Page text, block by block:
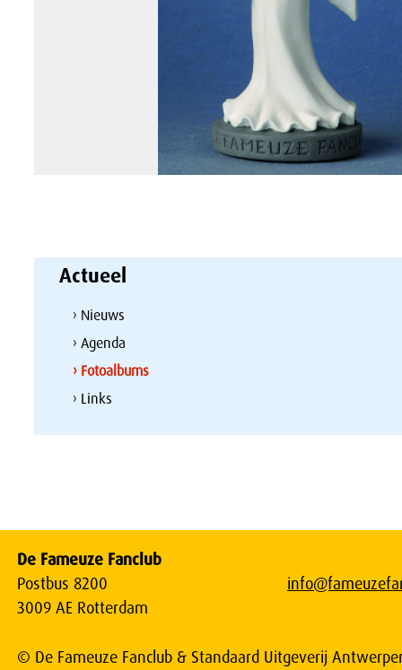
Actueel
› Nieuws
› Agenda
› Fotoalbums
› Links
De Fameuze Fanclub
Postbus 8200
3009 AE Rotterdam
© De Fameuze Fanclub & Standaard Uitgeverij